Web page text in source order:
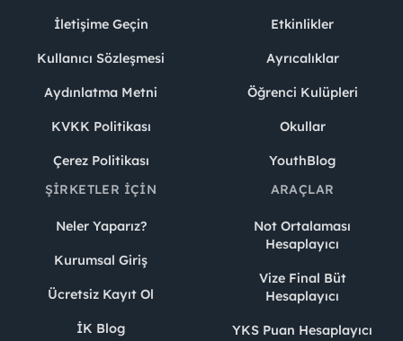
İletişime Geçin
Kullanıcı Sözleşmesi
Aydınlatma Metni
KVKK Politikası
Çerez Politikası
Etkinlikler
Ayrıcalıklar
Öğrenci Kulüpleri
Okullar
YouthBlog
ŞIRKETLER İÇIN
Neler Yaparız?
Kurumsal Giriş
Ücretsiz Kayıt Ol
İK Blog
ARAÇLAR
Not Ortalaması
Hesaplayıcı
Vize Final Büt
Hesaplayıcı
YKS Puan Hesaplayıcı